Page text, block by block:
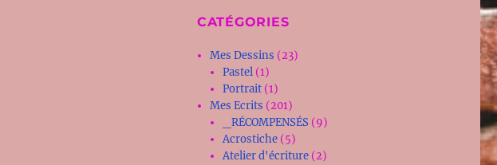
CATÉGORIES
Mes Dessins (23)
Pastel (1)
Portrait (1)
Mes Ecrits (201)
_RÉCOMPENSÉS (9)
Acrostiche (5)
Atelier d'écriture (2)